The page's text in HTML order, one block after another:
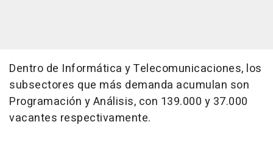
Dentro de Informática y Telecomunicaciones, los
subsectores que más demanda acumulan son
Programación y Análisis, con 139.000 y 37.000
vacantes respectivamente.